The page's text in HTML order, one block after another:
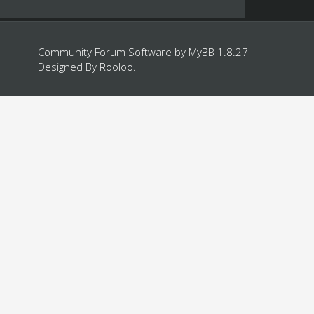
Community Forum Software by MyBB 1.8.27
Designed By Rooloo.